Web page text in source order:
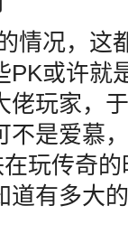
情况，这
PK或许就
佬玩家，
不是爱慕
玩传奇
道有多大